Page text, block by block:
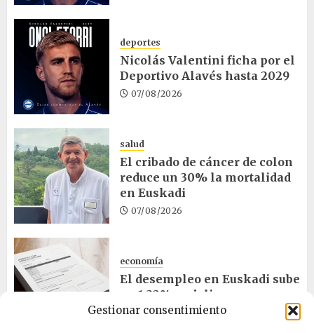
Gestionar consentimiento
deportes
Nicolás Valentini ficha por el
Deportivo Alavés hasta 2029
07/08/2026
salud
El cribado de cáncer de colon
reduce un 30% la mortalidad
en Euskadi
07/08/2026
economía
El desempleo en Euskadi sube
un 1,32% en julio
06/08/2026